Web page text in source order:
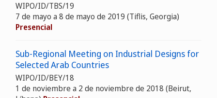
WIPO/ID/TBS/19
7 de mayo a 8 de mayo de 2019 (Tiflis, Georgia)
Presencial
Sub-Regional Meeting on Industrial Designs for
Selected Arab Countries
WIPO/ID/BEY/18
1 de noviembre a 2 de noviembre de 2018 (Beirut,